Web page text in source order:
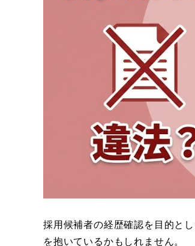
採用候補者の経歴確認を目的と
を抱いているかもしれません。